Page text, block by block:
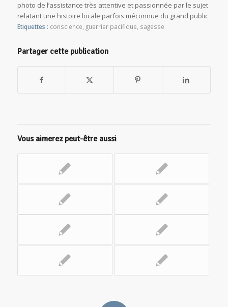
photo de l’assistance très attentive et passionnée par le sujet
relatant une histoire locale parfois méconnue du grand public
Etiquettes : conscience guerrier pacifique sagesse
Partager cette publication
Vous aimerez peut-être aussi